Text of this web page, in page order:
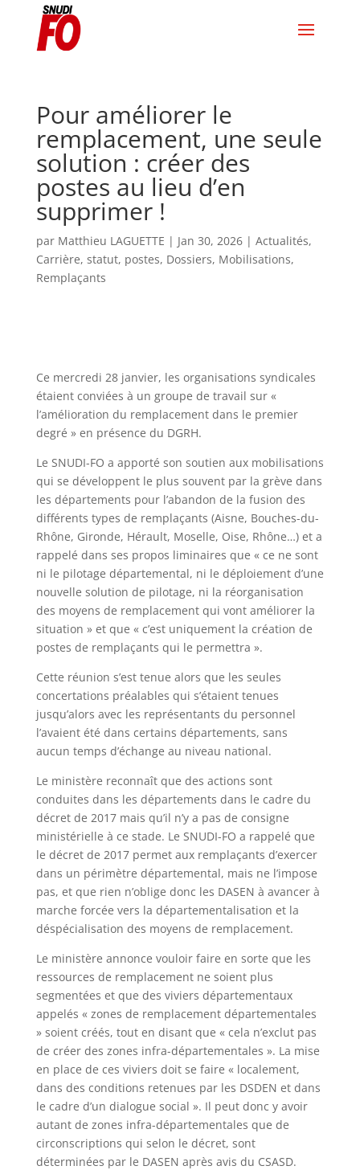
Pour améliorer le
remplacement, une seule
solution : créer des
postes au lieu d’en
supprimer !
par Matthieu LAGUETTE | Jan 30, 2026| Actualités,
Carrière, statut, postes, Dossiers, Mobilisations,
Remplaçants
Ce mercredi 28 janvier, les organisations syndicales
étaient conviées à un groupe de travail sur «
l’amélioration du remplacement dans le premier
degré » en présence du DGRH.
Le SNUDI-FO a apporté son soutien aux mobilisations
qui se développent le plus souvent par la grève dans
les départements pour l’abandon de la fusion des
différents types de remplaçants (Aisne, Bouches-du-
Rhône, Gironde, Hérault, Moselle, Oise, Rhône…) et a
rappelé dans ses propos liminaires que « ce ne sont
ni le pilotage départemental, ni le déploiement d’une
nouvelle solution de pilotage, ni la réorganisation
des moyens de remplacement qui vont améliorer la
situation » et que « c’est uniquement la création de
postes de remplaçants qui le permettra ».
Cette réunion s’est tenue alors que les seules
concertations préalables qui s’étaient tenues
jusqu’alors avec les représentants du personnel
l’avaient été dans certains départements, sans
aucun temps d’échange au niveau national.
Le ministère reconnaît que des actions sont
conduites dans les départements dans le cadre du
décret de 2017 mais qu’il n’y a pas de consigne
ministérielle à ce stade. Le SNUDI-FO a rappelé que
le décret de 2017 permet aux remplaçants d’exercer
dans un périmètre départemental, mais ne l’impose
pas, et que rien n’oblige donc les DASEN à avancer à
marche forcée vers la départementalisation et la
déspécialisation des moyens de remplacement.
Le ministère annonce vouloir faire en sorte que les
ressources de remplacement ne soient plus
segmentées et que des viviers départementaux
appelés « zones de remplacement départementales
» soient créés, tout en disant que « cela n’exclut pas
de créer des zones infra-départementales ». La mise
en place de ces viviers doit se faire « localement,
dans des conditions retenues par les DSDEN et dans
le cadre d’un dialogue social ». Il peut donc y avoir
autant de zones infra-départementales que de
circonscriptions qui selon le décret, sont
déterminées par le DASEN après avis du CSASD.